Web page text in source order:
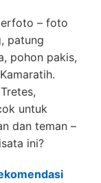
– foto
patung
pohon pakis,
untuk
dan teman –
ini?